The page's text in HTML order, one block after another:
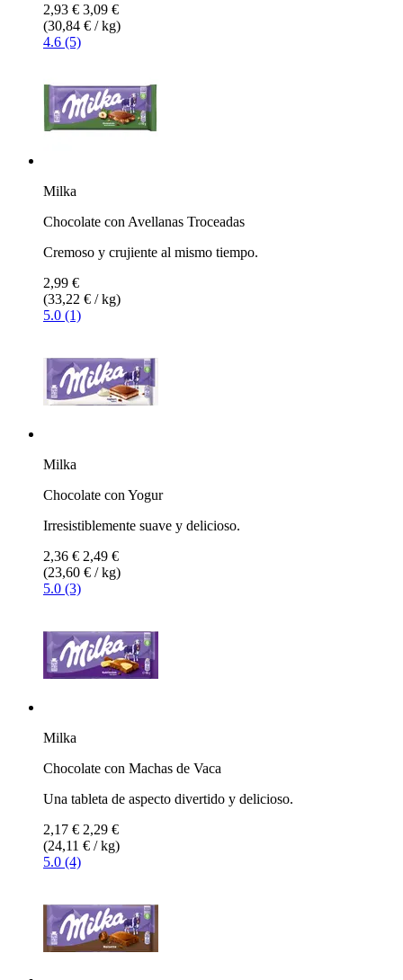
2,93 € 3,09 €
(30,84 € / kg)
4.6 (5)
Milka
Chocolate con Avellanas Troceadas
Cremoso y crujiente al mismo tiempo.
2,99 €
(33,22 € / kg)
5.0 (1)
Milka
Chocolate con Yogur
Irresistiblemente suave y delicioso.
2,36 € 2,49 €
(23,60 € / kg)
5.0 (3)
Milka
Chocolate con Machas de Vaca
Una tableta de aspecto divertido y delicioso.
2,17 € 2,29 €
(24,11 € / kg)
5.0 (4)